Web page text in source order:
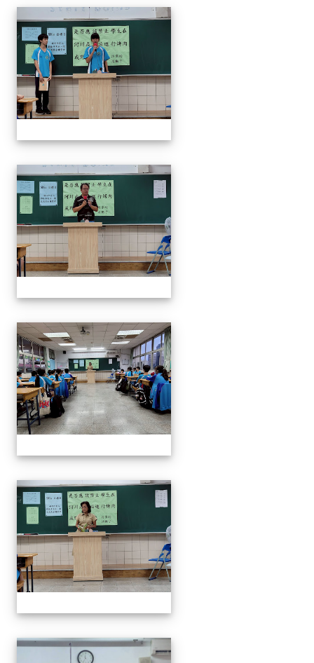
奧瑞岡辯論比賽
奧瑞岡辯論比賽
奧瑞岡辯論比賽
奧瑞岡辯論比賽
奧瑞岡辯論比賽